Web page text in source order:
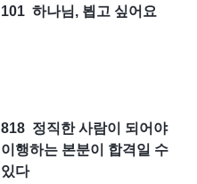
101 하나님, 뵙고 싶어요
818 정직한 사람이 되어야
이행하는 본분이 합격일 수
있다